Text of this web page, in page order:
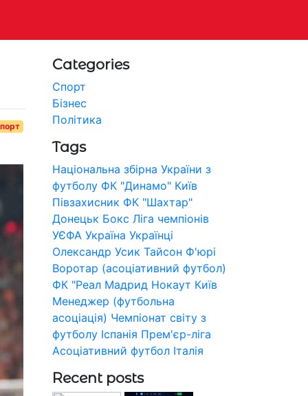
Categories
Спорт
Бізнес
Політика
Tags
Національна збірна України з
футболу ФК "Динамо" Київ
Півзахисник ФК "Шахтар"
Донецьк Бокс Ліга чемпіонів
УЄФА Україна Українці
Олександр Усик Тайсон Ф'юрі
Воротар (асоціативний футбол)
ФК "Реал Мадрид Нокаут Київ
Менеджер (футбольна
асоціація) Чемпіонат світу з
футболу Іспанія Прем'єр-ліга
Асоціативний футбол Італія
Recent posts